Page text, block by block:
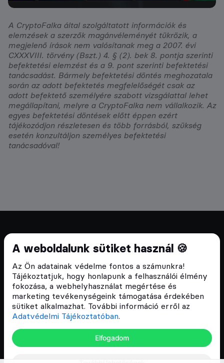
A weboldalunk sütiket használ 🍪
Az Ön adatainak védelme fontos a számunkra!
Tájékoztatjuk, hogy honlapunk a felhasználói élmény
fokozása, a webhelyhasználat megértése és
marketing tevékenységeink támogatása érdekében
sütiket alkalmazhat. További információ erről az
Adatvédelmi Tájékoztatóban.
Elfogadom
A CryptoFalka által szolgáltatott információk és
elemzések a szerzők magánvéleményét tükrözik, a
megjelenő írások nem valósítanak meg a 2007. évi
CXXXVIII. törvény (Bszt.) 4. § (2). bek 8. pontja szerinti
befektetési elemzést és a 9. pont szerinti befektetési
tanácsadást. Bármely befektetési döntés meghozatala
során az adott befektetés megfelelőségét csak az
adott befektető személyére szabott vizsgálattal lehet
megállapítani, melyre a CryptoFalka nem vállalkozik. Az
egyes befektetési döntések előtt éppen ezért
tájékozódjon részletesen és több forrásból, szükség
esetén konzultáljon személyes befektetési
tanácsadóval!
Cryptofalka 2018 óta
Szívünkön viseljük a blokklánc technológia
népszerűsítését Magyarországon, ezért 2018 óta a
Cryptofalka célja, hogy biztosítsa a hazai közösség
és vállalatok digitális oktatását és fejlődését.
Oldalak